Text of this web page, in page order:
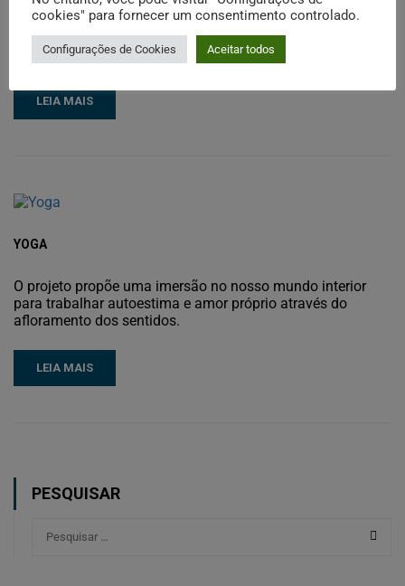
Para quem procura equilíbrio, longevidade, bem estar físico
e emocional.
LEIA MAIS
YOGA
O projeto propõe uma imersão no nosso mundo interior
para trabalhar autoestima e amor próprio através do
afloramento dos sentidos.
LEIA MAIS
PESQUISAR
cookies" para fornecer um consentimento controlado.
Configurações de Cookies Aceitar todos